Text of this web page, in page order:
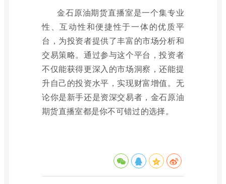
金石原油期货直播室是一个集专业
性、互动性和便捷性于一体的优质平
台，为投资者提供了丰富的市场分析和
交易策略。通过参与这个平台，投资者
不仅能获得更深入的市场洞察，还能提
升自己的投资水平，实现财富增值。无
论你是新手还是资深交易者，金石原油
期货直播室都是你不可错过的选择。